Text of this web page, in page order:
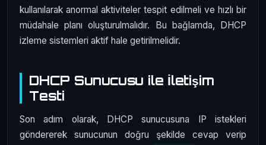
kullanılarak anormal aktiviteler tespit edilmeli ve hızlı bir
müdahale planı oluşturulmalıdır. Bu bağlamda, DHCP
izleme sistemleri aktif hale getirilmelidir.
DHCP Sunucusu ile İletişim
Testi
Son adım olarak, DHCP sunucusuna IP istekleri
göndererek sunucunun doğru şekilde cevap verip